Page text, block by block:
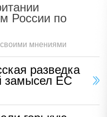
России по
мнениями
разведка
замысел ЕС